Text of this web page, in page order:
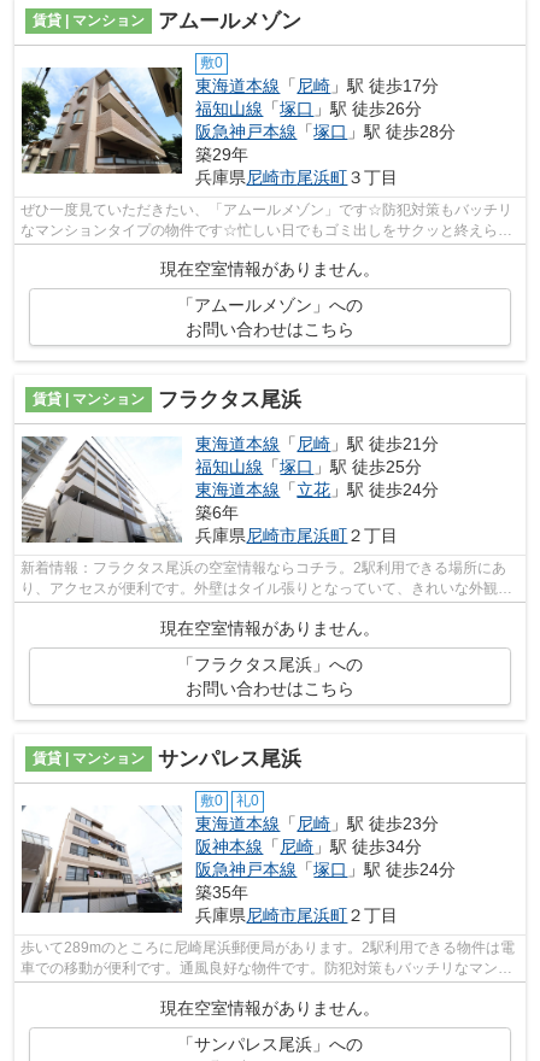
賃貸 | マンション アムールメゾン
敷0
東海道本線 「尼崎 」駅 徒歩17分
福知山線 「塚口 」駅 徒歩26分
阪急神戸本線 「塚口 」駅 徒歩28分
築29年
兵庫県尼崎市尾浜町３丁目
ぜひ一度見ていただきたい、「アムールメゾン」です☆防犯対策もバッチリ
なマンションタイプの物件です☆忙しい日でもゴミ出しをサクッと終えられ
るように、敷地内にゴミ置き場を備えて...
現在空室情報がありません。
「アムールメゾン」への
お問い合わせはこちら
賃貸 | マンション フラクタス尾浜
東海道本線 「 尼崎 」駅 徒歩21分
福知山線 「塚口 」駅 徒歩25分
東海道本線 「立花 」駅 徒歩24分
築6年
兵庫県尼崎市尾浜町２丁目
新着情報：フラクタス尾浜の空室情報ならコチラ。2駅利用できる場所にあ
り、アクセスが便利です。外壁はタイル張りとなっていて、きれいな外観を
現在空室情報がありません。
「フラクタス尾浜」への
お問い合わせはこちら
賃貸 | マンション サンパレス尾浜
敷0 礼0
東海道本線 「 尼崎 」駅 徒歩23分
阪神本線 「 尼崎 」駅 徒歩34分
阪急神戸本線 「塚口 」駅 徒歩24分
築35年
兵庫県尼崎市尾浜町２丁目
歩いて289mのところに尼崎尾浜郵便局があります。2駅利用できる物件は電
車での移動が便利です。通風良好な物件です。防犯対策もバッチリなマンシ
ョンタイプの物件です。どういった設備...
現在空室情報がありません。
「サンパレス尾浜」への